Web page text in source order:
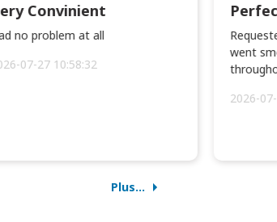
Convinient
no problem at all
07-27 10:58:32
went
2026-
Plus...